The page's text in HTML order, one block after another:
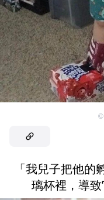
©
「我兒子把他的
璃杯裡，導致